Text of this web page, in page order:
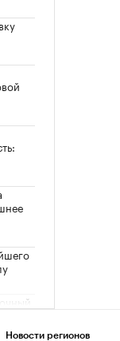
Новости регионов